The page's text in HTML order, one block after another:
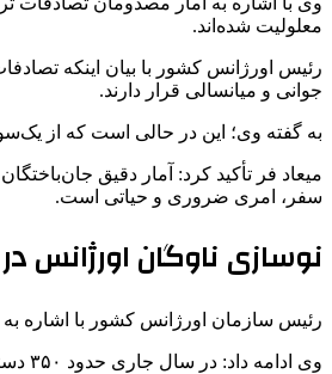
معلولیت شده‌اند.
جوانی و میانسالی قرار دارند.
به گفته وی؛ این در حالی است که از
میعاد فر تأکید کرد: آمار دقیق
سفر، امری ضروری و حیاتی است.
نوسازی ناوگان اورژانس در سال ۱۴۰۴ با خرید هزار
رئیس سازمان اورژانس کشور با اشاره به
وی ادامه داد: در سال جاری حدود ۳۵۰ دستگاه آمبولانس به ناوگان اورژانس کشور اضافه شد که شامل ۳۰۰ دستگاه خریداری‌شده و ۵۰ دستگاه اهداشده از سوی خیرین و سازمان‌های بین‌المللی است.